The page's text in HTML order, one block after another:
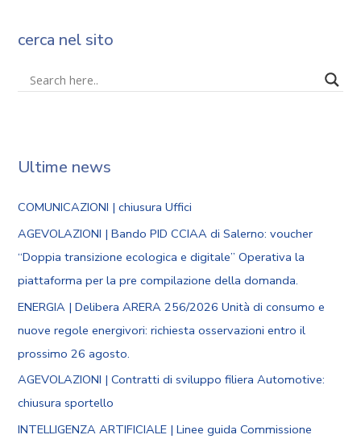
cerca nel sito
Ultime news
COMUNICAZIONI | chiusura Uffici
AGEVOLAZIONI | Bando PID CCIAA di Salerno: voucher
“Doppia transizione ecologica e digitale” Operativa la
piattaforma per la pre compilazione della domanda.
ENERGIA | Delibera ARERA 256/2026 Unità di consumo e
nuove regole energivori: richiesta osservazioni entro il
prossimo 26 agosto.
AGEVOLAZIONI | Contratti di sviluppo filiera Automotive:
chiusura sportello
INTELLIGENZA ARTIFICIALE | Linee guida Commissione